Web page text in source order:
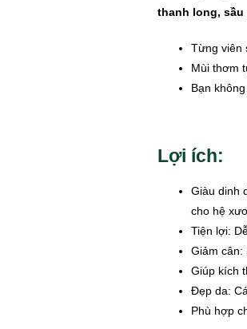
thanh long,
Từng viên
Mùi thơm
Bạn
Lợi ích:
Giàu dinh
cho hệ
Tiện lợi:
Giảm cân:
Giúp kích
Đẹp da:
Phù hợp